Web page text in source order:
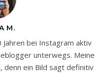
M.
Jahren bei Instagram aktiv
unterwegs. Meine
denn ein Bild sagt definitiv